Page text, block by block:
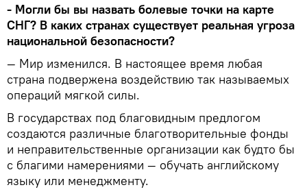
- Могли бы вы назвать болевые точки на карте
СНГ? В каких странах существует реальная угроза
национальной безопасности?
— Мир изменился. В настоящее время любая
страна подвержена воздействию так называемых
операций мягкой силы.
В государствах под благовидным предлогом
создаются различные благотворительные фонды
и неправительственные организации как будто бы
с благими намерениями — обучать английскому
языку или менеджменту.